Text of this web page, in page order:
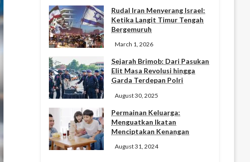
Rudal Iran Menyerang Israel:
Ketika Langit Timur Tengah
Bergemuruh
March 1, 2026
Sejarah Brimob: Dari Pasukan
Elit Masa Revolusi hingga
Garda Terdepan Polri
August 30, 2025
Permainan Keluarga:
Menguatkan Ikatan
Menciptakan Kenangan
August 31, 2024